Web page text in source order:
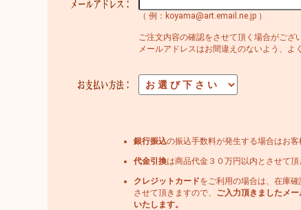
（ 例：koyama@art.email.ne.jp ）
ご注文内容の確認をさせて頂く場合がござ
メールアドレスはお間違えのないよう、よ
銀行振込の振込手数料が発生する場合はお客
代金引換は商品代金３０万円以内とさせて頂
クレジットカードをご利用の場合は、在庫
させて頂きますので、 ご入力頂きましたメ
いたします。